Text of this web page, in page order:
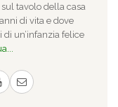
tavolo della casa
di vita e dove
un’infanzia felice